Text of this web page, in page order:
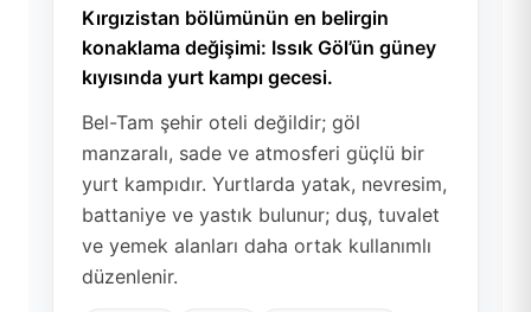
Kırgızistan bölümünün en belirgin
konaklama değişimi: Issık Göl’ün güney
kıyısında yurt kampı gecesi.
Bel-Tam şehir oteli değildir; göl
manzaralı, sade ve atmosferi güçlü bir
yurt kampıdır. Yurtlarda yatak, nevresim,
battaniye ve yastık bulunur; duş, tuvalet
ve yemek alanları daha ortak kullanımlı
düzenlenir.